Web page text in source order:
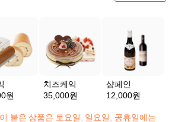
원
치즈케익
35,000원
샴페인
12,000원
붙은 상품은 토요일, 일요일, 공휴일에는